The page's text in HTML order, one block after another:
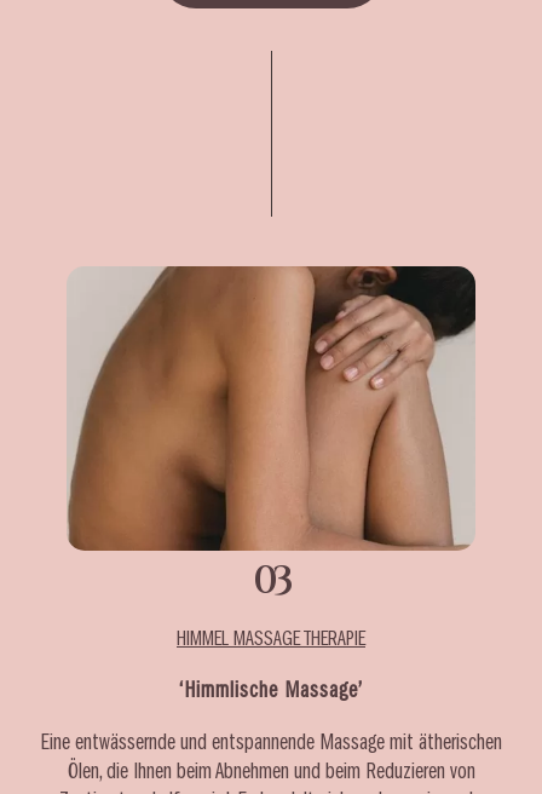
03
HIMMEL MASSAGE THERAPIE
‘Himmlische Massage’
Eine entwässernde und entspannende Massage mit ätherischen
Ölen, die Ihnen beim Abnehmen und beim Reduzieren von